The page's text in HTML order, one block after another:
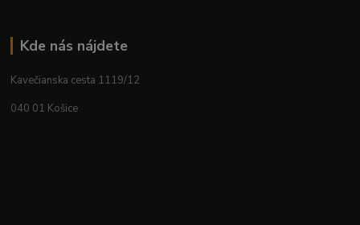
Kde nás nájdete
Kavečianska cesta 1119/12
040 01 Košice